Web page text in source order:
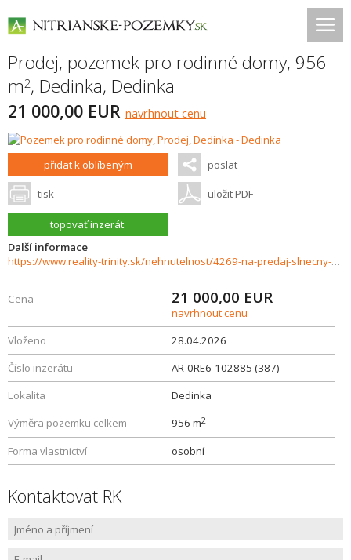
Prodej, pozemek pro rodinné domy, 956
m2, Dedinka, Dedinka
21 000,00 EUR navrhnout cenu
přidat k oblíbeným poslat
tisk uložit PDF
topovať inzerát
Další informace
https://www.reality-trinity.sk/nehnutelnost/4269-na-predaj-slnecny-stavebny-pozemok-v-obci-dedinka
Cena 21 000,00 EUR
navrhnout cenu
Vloženo
28.04.2026
Číslo inzerátu
AR-0RE6-102885 (387)
Lokalita
Dedinka
Výměra pozemku celkem
956 m2
Forma vlastnictví osobní
Kontaktovat RK